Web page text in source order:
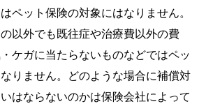
ペット保険の対象にはなりません。
以外でも既往症や治療費以外の費
ケガに当たらないものなどではペッ
りません。どのような場合に補償対
はならないのかは保険会社によって